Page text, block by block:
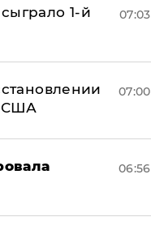
1-й
07:03
США
07:00
06:56